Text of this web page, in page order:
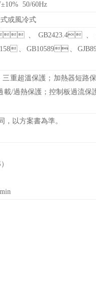
±10% 50/60Hz
或風冷式
、GB2423.4、
、GB10589、
重超溫保護；加熱器短路
/過熱保護；控制板過流保護
，以方案書為準。